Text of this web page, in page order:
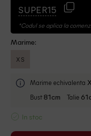
SUPER15
*Codul se aplica la
Marime:
XS
Marime echivalenta
Bust 81cm Talie
In stoc